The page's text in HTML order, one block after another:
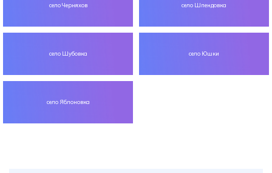
село Черняхов село Шпендовка
село Шубовка село Юшки
село Яблоновка